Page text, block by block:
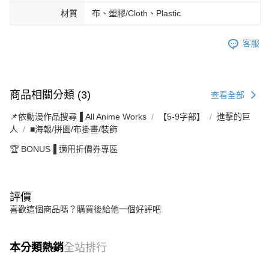
材質 布、塑膠/Cloth、Plastic
客服
商品相關分類 (3) 查看全部
📌依動漫作品搜尋▐ All Anime Works 【5-9字部】
進擊的巨
人
■海報/拼圖/布掛畫/裝飾
🏆 BONUS▐ 適用折價券專區
評價
喜歡這個商品嗎？購買後給他一個好評吧
本分類熱銷全站排行